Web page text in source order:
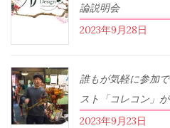
論説明会
2023年9月28日
誰もが気軽に参加
スト「コレコン」
2023年9月23日